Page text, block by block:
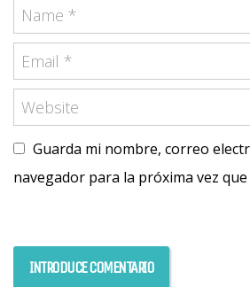
Guarda mi nombre, correo
navegador para la próxima vez